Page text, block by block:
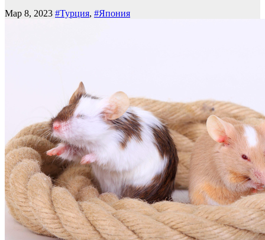
Мар 8, 2023 #Турция, #Япония